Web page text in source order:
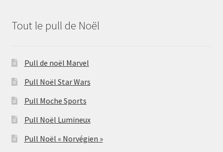
Tout le pull de Noël
Pull de noël Marvel
Pull Noël Star Wars
Pull Moche Sports
Pull Noël Lumineux
Pull Noël « Norvégien »